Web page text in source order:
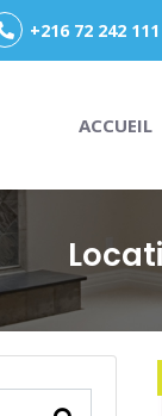
+216 72 242 111
ACCUEIL